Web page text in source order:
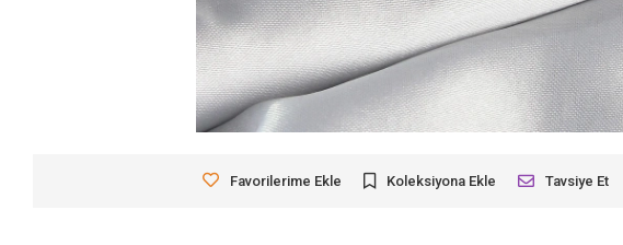
Favorilerime Ekle Koleksiyona Ekle Tavsiye Et